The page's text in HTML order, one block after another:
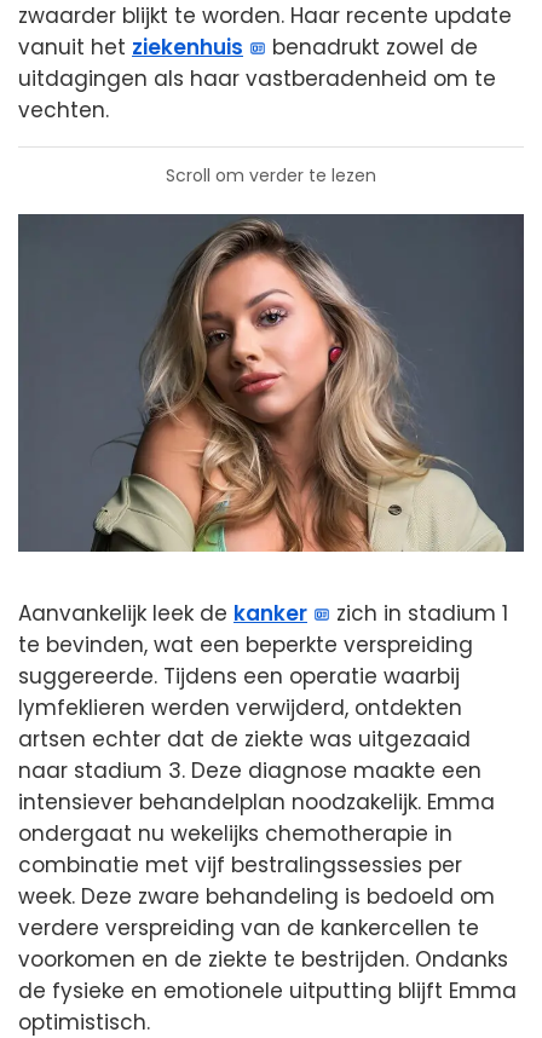
zwaarder blijkt te worden. Haar recente update
vanuit het ziekenhuis
benadrukt zowel de
uitdagingen als haar vastberadenheid om te
vechten.
Scroll om verder te lezen
Aanvankelijk leek de kanker
zich in stadium 1
te bevinden, wat een beperkte verspreiding
suggereerde. Tijdens een operatie waarbij
lymfeklieren werden verwijderd, ontdekten
artsen echter dat de ziekte was uitgezaaid
naar stadium 3. Deze diagnose maakte een
intensiever behandelplan noodzakelijk. Emma
ondergaat nu wekelijks chemotherapie in
combinatie met vijf bestralingssessies per
week. Deze zware behandeling is bedoeld om
verdere verspreiding van de kankercellen te
voorkomen en de ziekte te bestrijden. Ondanks
de fysieke en emotionele uitputting blijft Emma
optimistisch.